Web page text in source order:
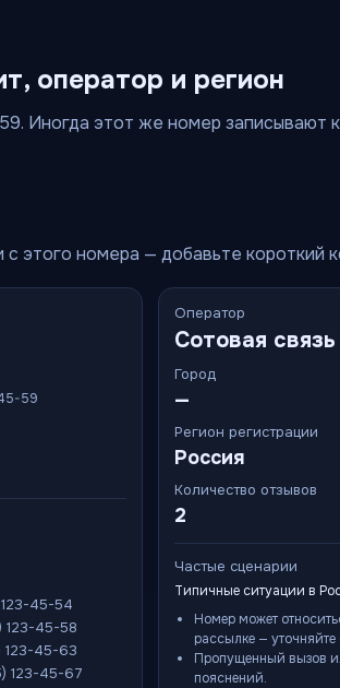
оператор и регион
Иногда этот же номер записывают
этого номера — добавьте короткий
59
45-54
123-45-58
123-45-63
123-45-67
Оператор
Сотовая связь
Город
—
Регион регистрации
Россия
Количество отзывов
2
Частые сценарии
Типичные ситуации в
Номер может
рассылке — уточняйте
Пропущенный вызов
пояснений.